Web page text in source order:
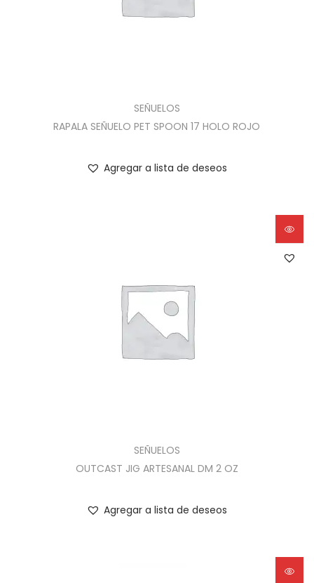
SEÑUELOS
RAPALA SEÑUELO PET SPOON 17 HOLO ROJO
Agregar a lista de deseos
SEÑUELOS
OUTCAST JIG ARTESANAL DM 2 OZ
Agregar a lista de deseos